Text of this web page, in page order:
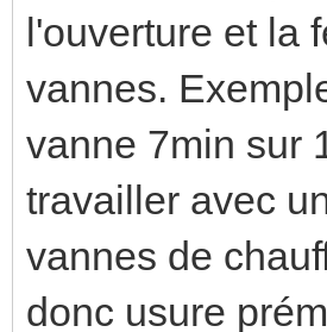
l'ouverture et la
vannes.
vanne 7min sur
travailler avec
vannes de
donc usure